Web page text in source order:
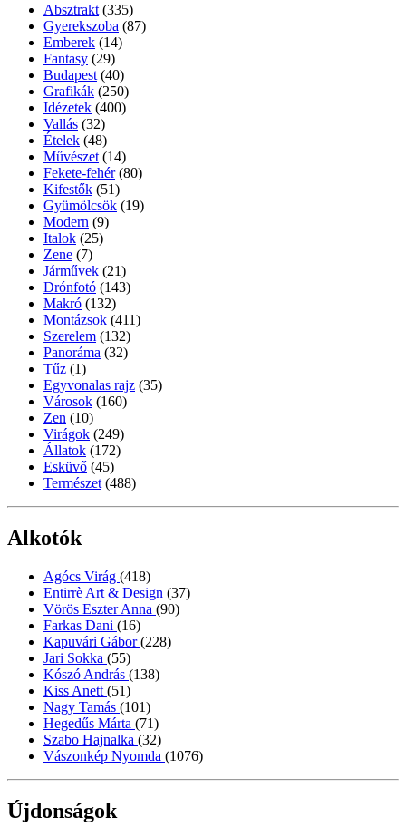
Absztrakt (335)
Gyerekszoba (87)
Emberek (14)
Fantasy (29)
Budapest (40)
Grafikák (250)
Idézetek (400)
Vallás (32)
Ételek (48)
Művészet (14)
Fekete-fehér (80)
Kifestők (51)
Gyümölcsök (19)
Modern (9)
Italok (25)
Zene (7)
Járművek (21)
Drónfotó (143)
Makró (132)
Montázsok (411)
Szerelem (132)
Panoráma (32)
Tűz (1)
Egyvonalas rajz (35)
Városok (160)
Zen (10)
Virágok (249)
Állatok (172)
Esküvő (45)
Természet (488)
Alkotók
Agócs Virág (418)
Entirrè Art & Design (37)
Vörös Eszter Anna (90)
Farkas Dani (16)
Kapuvári Gábor(228)
Jari Sokka (55)
Kószó András (138)
Kiss Anett (51)
Nagy Tamás (101)
Hegedűs Márta (71)
Szabo Hajnalka (32)
Vászonkép Nyomda (1076)
Újdonságok